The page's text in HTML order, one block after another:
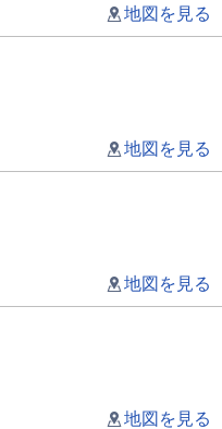
地図を見る
地図を見る
地図を見る
地図を見る